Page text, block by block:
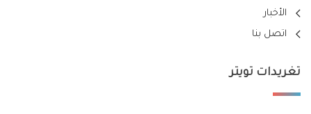
الأخبار
اتصل بنا
تغريدات تويتر